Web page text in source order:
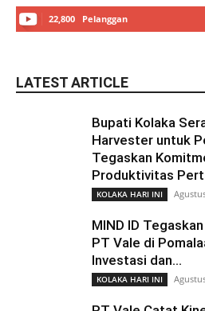
22,800 Pelanggan
LATEST ARTICLE
Bupati Kolaka
Harvester untuk
Tegaskan
Produktivitas
KOLAKA HARI INI
MIND ID
PT Vale di
Investasi dan...
KOLAKA HARI INI